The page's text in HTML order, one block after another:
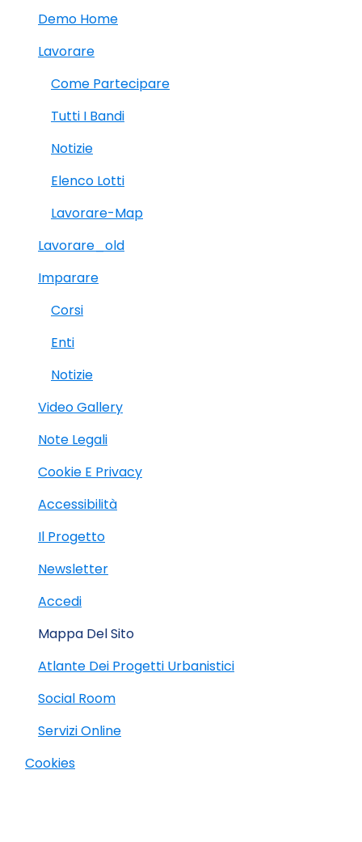
Demo Home
Lavorare
Come Partecipare
Tutti I Bandi
Notizie
Elenco Lotti
Lavorare-Map
Lavorare_old
Imparare
Corsi
Enti
Notizie
Video Gallery
Note Legali
Cookie E Privacy
Accessibilità
Il Progetto
Newsletter
Accedi
Mappa Del Sito
Atlante Dei Progetti Urbanistici
Social Room
Servizi Online
Cookies